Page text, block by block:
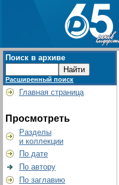
Поиск в архиве
Расширенный поиск
Главная страница
Просмотреть
Разделы
и коллекции
По дате
По автору
По заглавию